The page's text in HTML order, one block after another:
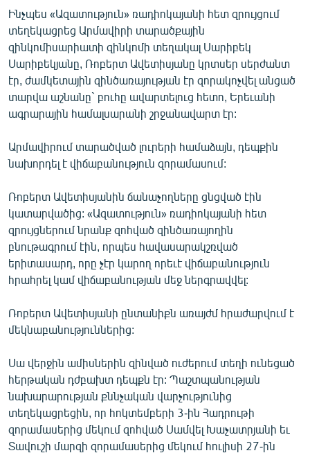
Ինչպես «Ազատություն» ռադիոկայանի հետ զրույցում
տեղեկացրեց Արմավիրի տարածքային
զինկոմիսարիատի զինկոմի տեղակալ Սարիբեկ
Սարիբեկյանը, Ռոբերտ Ավետիսյանը կրտսեր սերժանտ
էր, ժամկետային զինծառայության էր զորակոչվել անցած
տարվա աշնանը` բուհը ավարտելուց հետո, Երեւանի
ագրարային համալսարանի շրջանավարտ էր:
Արմավիրում տարածված լուրերի համաձայն, դեպքին
նախորդել է վիճաբանություն զորամասում:
Ռոբերտ Ավետիսյանին ճանաչողները ցնցված էին
կատարվածից: «Ազատություն» ռադիոկայանի հետ
զրույցներում նրանք զոհված զինծառայողին
բնութագրում էին, որպես հավասարակշռված
երիտասարդ, որը չէր կարող որեւէ վիճաբանություն
հրահրել կամ վիճաբանության մեջ ներգրավվել:
Ռոբերտ Ավետիսյանի ընտանիքն առայժմ հրաժարվում է
մեկնաբանություններից:
Սա վերջին ամիսներին զինված ուժերում տեղի ունեցած
հերթական դժբախտ դեպքն էր: Պաշտպանության
նախարարության քննչական վարչությունից
տեղեկացրեցին, որ հոկտեմբերի 3-ին Հադրութի
զորամասերից մեկում զոհված Սամվել Խաչատրյանի եւ
Տավուշի մարզի զորամասերից մեկում հուլիսի 27-ին